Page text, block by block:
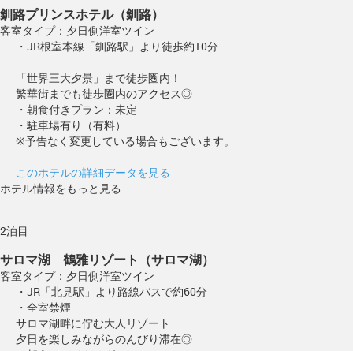
釧路プリンスホテル（釧路）
客室タイプ：夕日側洋室ツイン
・JR根室本線「釧路駅」より徒歩約10分
「世界三大夕景」まで徒歩圏内！
繁華街までも徒歩圏内のアクセス◎
・朝食付きプラン：未定
・駐車場有り（有料）
※予告なく変更している場合もございます。
このホテルの詳細データを見る
ホテル情報をもっと見る
2泊目
サロマ湖 鶴雅リゾート（サロマ湖）
客室タイプ：夕日側洋室ツイン
・JR「北見駅」より路線バスで約60分
・全室禁煙
サロマ湖畔に佇む大人リゾート
夕日を楽しみながらのんびり滞在◎